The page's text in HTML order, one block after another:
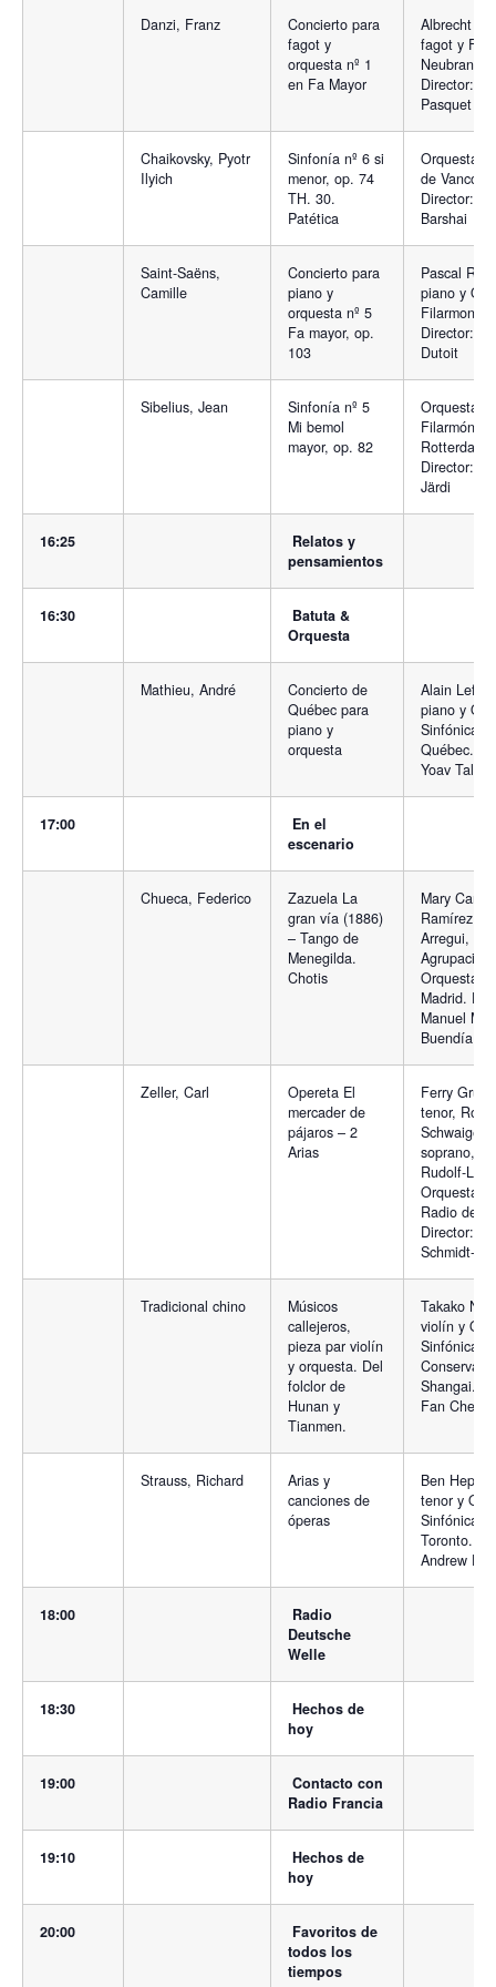
Danzi, Franz
Concierto para
fagot y
orquesta nº 1
en Fa Mayor
Albrecht
fagot y
Director:
Pasquet
Chaikovsky, Pyotr
Ilyich
Sinfonía nº 6 si
menor, op. 74
TH. 30.
Patética
Orquesta
de
Director:
Barshai
Saint-Saëns,
Camille
Concierto para
piano y
orquesta nº 5
Fa mayor, op.
103
Pascal
piano y
Filarmonía.
Director:
Dutoit
Sibelius, Jean
Sinfonía nº 5
Mi bemol
mayor, op. 82
Orquesta
Rotterdam.
Director:
Järdi
16:25
Relatos y
pensamientos
16:30
Batuta &
Orquesta
Mathieu, André
Concierto de
Québec para
piano y
orquesta
Alain
piano y
Sinfónica
Québec.
Yoav Talmi
17:00
En el
escenario
Chueca, Federico
Zazuela La
gran vía (1886)
– Tango de
Menegilda.
Chotis
Mary
Ramírez,
Arregui,
Agrupación
Orquesta
Madrid.
Manuel
Buendía
Zeller, Carl
Opereta El
mercader de
pájaros – 2
Arias
Ferry
tenor, Rosl
Schwaiger,
soprano,
Rudolf-
Orquesta
Radio de
Director:
Schmidt-
Tradicional chino
Músicos
callejeros,
pieza par violín
y orquesta. Del
folclor de
Hunan y
Tianmen.
Takako
violín y
Sinfónica
Shangai.
Fan
Strauss, Richard
Arias y
canciones de
óperas
Ben
tenor y
Sinfónica
Toronto.
Andrew
18:00
Radio
Deutsche
Welle
18:30
Hechos de
hoy
19:00
Contacto con
Radio Francia
19:10
Hechos de
hoy
20:00
Favoritos de
todos los
tiempos